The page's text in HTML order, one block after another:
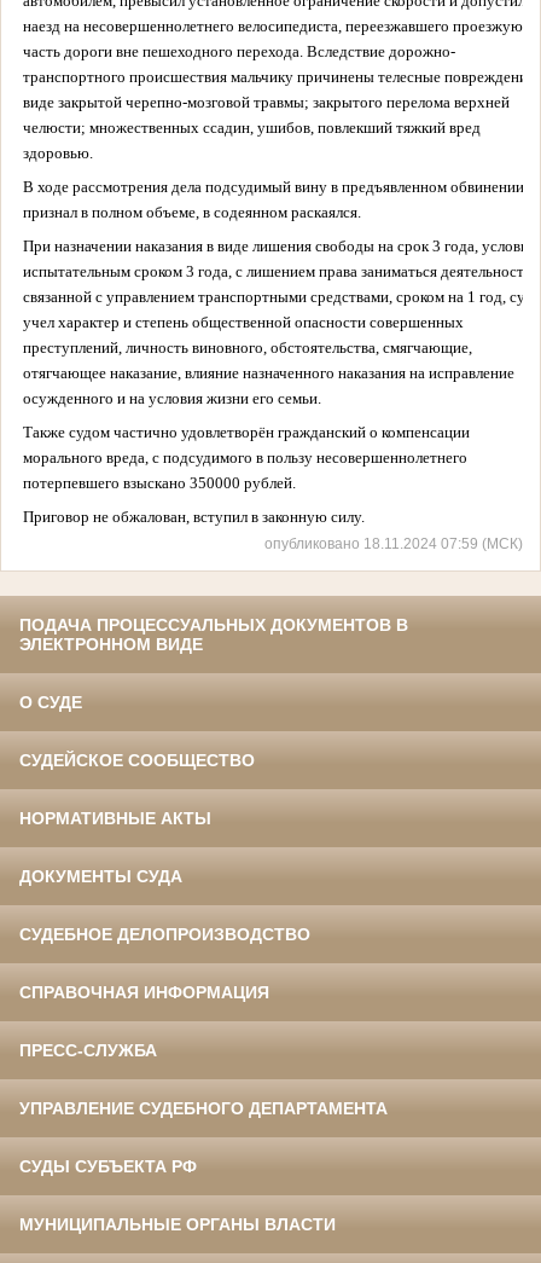
наезд на несовершеннолетнего велосипедиста, переезжавшего проезжую
часть дороги вне пешеходного перехода. Вследствие дорожно-
транспортного происшествия мальчику причинены телесные повреждения
виде закрытой черепно-мозговой травмы; закрытого перелома верхней
челюсти; множественных ссадин, ушибов, повлекший тяжкий вред
здоровью.
В ходе рассмотрения дела подсудимый вину в предъявленном обвинении
признал в полном объеме, в содеянном раскаялся.
При назначении наказания в виде лишения свободы на срок 3 года,
испытательным сроком 3 года, с лишением права заниматься
связанной с управлением транспортными средствами, сроком на 1 год, суд
учел характер и степень общественной опасности совершенных
преступлений, личность виновного, обстоятельства, смягчающие,
отягчающее наказание, влияние назначенного наказания на исправление
осужденного и на условия жизни его семьи.
Также судом частично удовлетворён гражданский о компенсации
морального вреда, с подсудимого в пользу несовершеннолетнего
потерпевшего взыскано 350000 рублей.
Приговор не обжалован, вступил в законную силу.
опубликовано 18.11.2024 07:59 (МСК)
ПОДАЧА ПРОЦЕССУАЛЬНЫХ ДОКУМЕНТОВ В
ЭЛЕКТРОННОМ ВИДЕ
О СУДЕ
СУДЕЙСКОЕ СООБЩЕСТВО
НОРМАТИВНЫЕ АКТЫ
ДОКУМЕНТЫ СУДА
СУДЕБНОЕ ДЕЛОПРОИЗВОДСТВО
СПРАВОЧНАЯ ИНФОРМАЦИЯ
ПРЕСС-СЛУЖБА
УПРАВЛЕНИЕ СУДЕБНОГО ДЕПАРТАМЕНТА
СУДЫ СУБЪЕКТА РФ
МУНИЦИПАЛЬНЫЕ ОРГАНЫ ВЛАСТИ